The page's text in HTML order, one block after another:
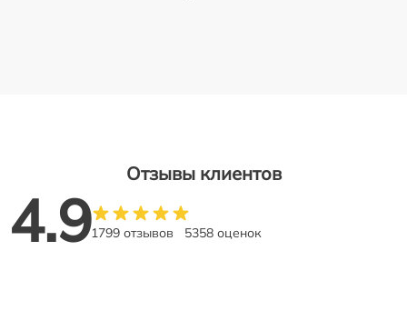
Отзывы клиентов
4.91799 отзывов 5358 оценок